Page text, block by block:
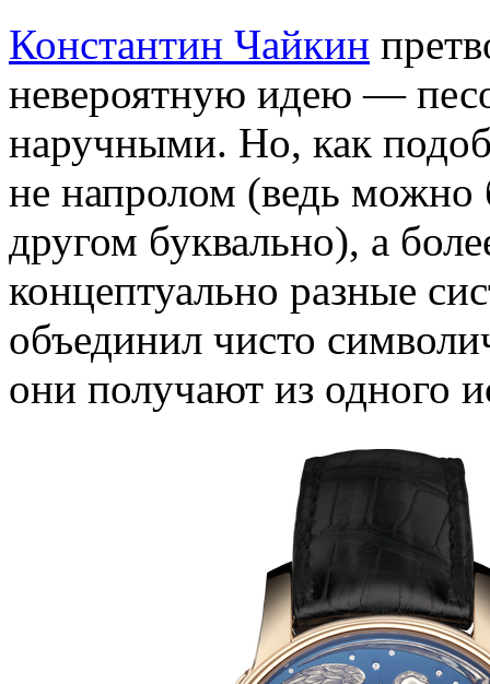
Константин Чайкин
невероятную идею —
наручными. Но, как
не напролом (ведь можно
другом буквально), а
концептуально разные
объединил чисто
они получают из одного